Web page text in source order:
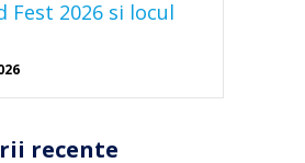
Fest 2026 si locul
recente